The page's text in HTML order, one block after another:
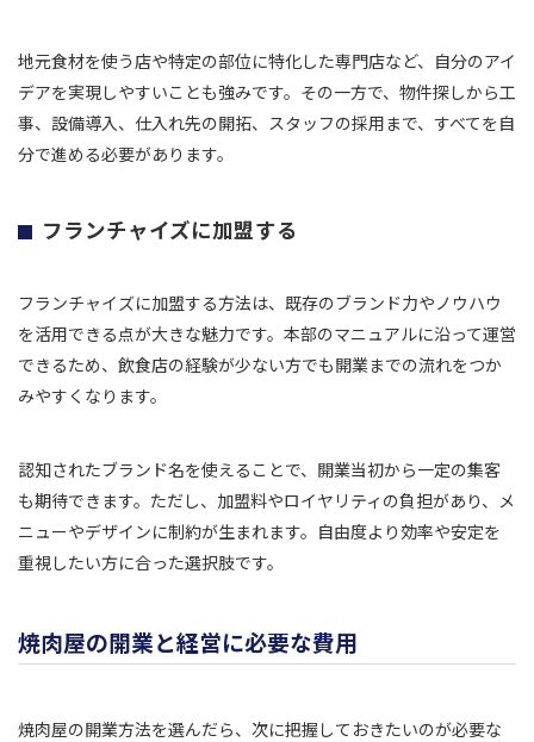
地元食材を使う店や特定の部位に特化した専門店など、自分のアイ
デアを実現しやすいことも強みです。その一方で、物件探しから工
事、設備導入、仕入れ先の開拓、スタッフの採用まで、すべてを自
分で進める必要があります。
フランチャイズに加盟する
フランチャイズに加盟する方法は、既存のブランド力やノウハウ
を活用できる点が大きな魅力です。本部のマニュアルに沿って運営
できるため、飲食店の経験が少ない方でも開業までの流れをつか
みやすくなります。
認知されたブランド名を使えることで、開業当初から一定の集客
も期待できます。ただし、加盟料やロイヤリティの負担があり、メ
ニューやデザインに制約が生まれます。自由度より効率や安定を
重視したい方に合った選択肢です。
焼肉屋の開業と経営に必要な費用
焼肉屋の開業方法を選んだら、次に把握しておきたいのが必要な